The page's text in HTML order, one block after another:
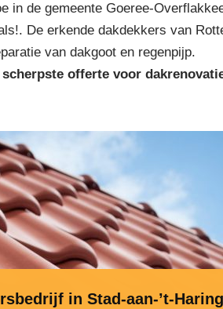
in de gemeente Goeree-
De erkende dakdekkers van
van dakgoot en regenpijp.
scherpste offerte voor
in Stad-aan-’t-